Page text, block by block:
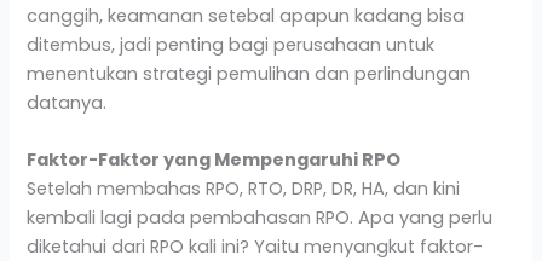
canggih, keamanan setebal apapun kadang bisa
ditembus, jadi penting bagi perusahaan untuk
menentukan strategi pemulihan dan perlindungan
datanya.
Faktor-Faktor yang Mempengaruhi RPO
Setelah membahas RPO, RTO, DRP, DR, HA, dan kini
kembali lagi pada pembahasan RPO. Apa yang perlu
diketahui dari RPO kali ini? Yaitu menyangkut faktor-